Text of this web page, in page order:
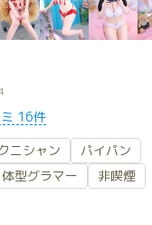
16件
ニシャン
パイパン
体型グラマー
非喫煙